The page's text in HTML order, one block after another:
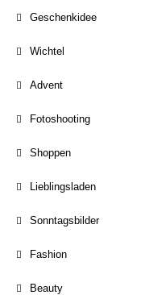
Geschenkidee
Wichtel
Advent
Fotoshooting
Shoppen
Lieblingsladen
Sonntagsbilder
Fashion
Beauty